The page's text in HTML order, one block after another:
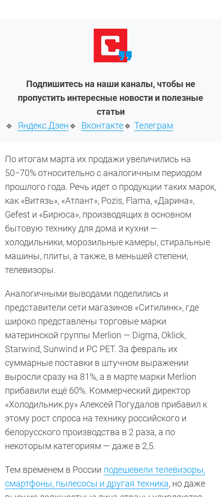
Подпишитесь на наши каналы, чтобы не
пропустить интересные новости и полезные
статьи
🔹 Яндекс.Дзен🔹 Вконтакте🔹 Телеграм
По итогам марта их продажи увеличились на
50−70% относительно с аналогичным периодом
прошлого года. Речь идет о продукции таких марок,
как «Витязь», «Атлант», Pozis, Flama, «Дарина»,
Gefest и «Бирюса», производящих в основном
бытовую технику для дома и кухни —
холодильники, морозильные камеры, стиральные
машины, плиты, а также, в меньшей степени,
телевизоры.
Аналогичными выводами поделились и
представители сети магазинов «Ситилинк», где
широко представлены торговые марки
материнской группы Merlion — Digma, Oklick,
Starwind, Sunwind и PC PET. За февраль их
суммарные поставки в штучном выражении
выросли сразу на 81%, а в марте марки Merlion
прибавили ещё 60%. Коммерческий директор
«Холодильник.ру» Алексей Погудалов прибавил к
этому рост спроса на технику российского и
белорусского производства в 2 раза, а по
некоторым категориям — даже в 2,5.
Тем временем в России подешевели телевизоры,
смартфоны, пылесосы и другая техника, но даже